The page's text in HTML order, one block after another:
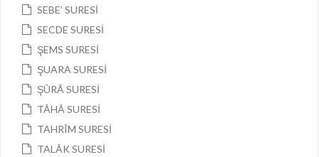
SEBE’ SURESİ
SECDE SURESİ
ŞEMS SURESİ
ŞUARA SURESİ
ŞÛRÂ SURESİ
TÂHÂ SURESİ
TAHRÎM SURESİ
TALÂK SURESİ